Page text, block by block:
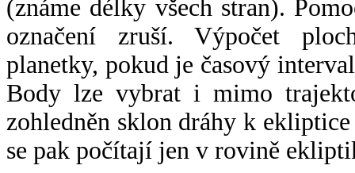
(známe délky všech stran).
označení zruší. Výpočet
planetky, pokud je časový
Body lze vybrat i mimo
zohledněn sklon dráhy k
se pak počítají jen v rovině